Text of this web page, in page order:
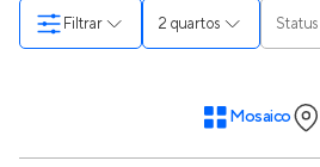
2 quartos Status
Filtrar
Mosaico